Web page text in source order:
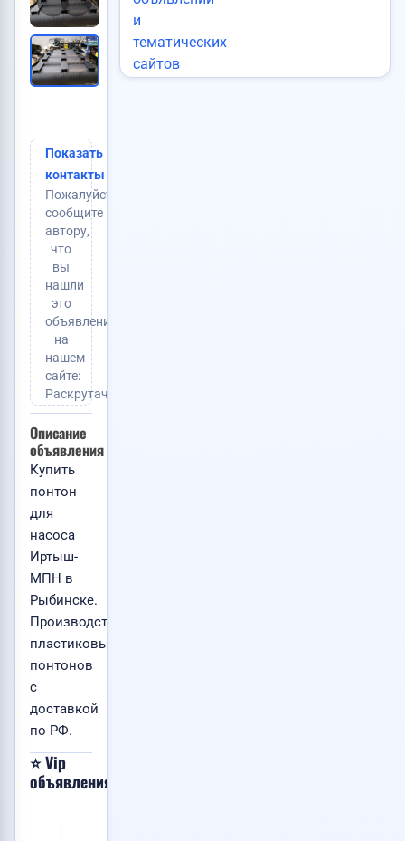
Требуется логист
Объявление: №163
Vip:
Добавлено:5 мая 2026 в 17:55
Активно до:
Просмотры:147(+2 сегодня)
Показать
контакты
Пожалуйста,
сообщите
автору,
что
вы
нашли
это
объявление
на
нашем
сайте:
Раскрутачка.ру
Описание
объявления
Купить
понтон
для
насоса
Иртыш-
МПН в
Рыбинске.
Производство
пластиковых
понтонов
с
доставкой
по РФ.
⭐ Vip
объявления
VIP
1
VIP
1
VIP
1